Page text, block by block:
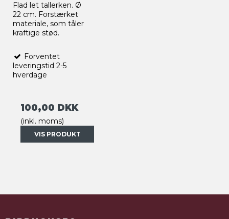
Flad let tallerken. Ø
22 cm. Forstærket
materiale, som tåler
kraftige stød.
Forventet
leveringstid 2-5
hverdage
100,00 DKK
(inkl. moms)
VIS PRODUKT